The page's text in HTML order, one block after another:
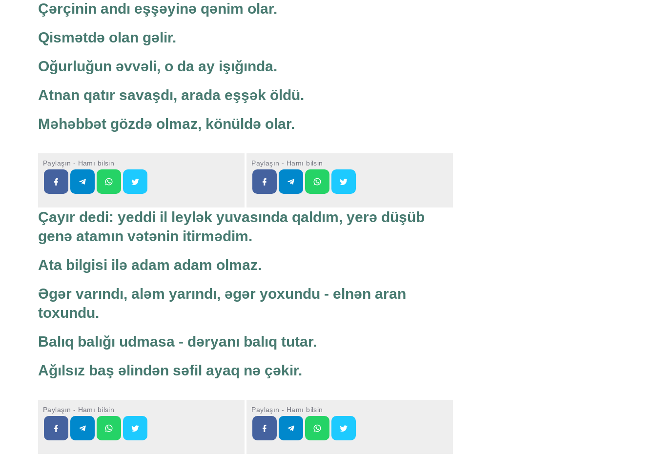
Çərçinin andı eşşəyinə qənim olar.
Qismətdə olan gəlir.
Oğurluğun əvvəli, o da ay işığında.
Atnan qatır savaşdı, arada eşşək öldü.
Məhəbbət gözdə olmaz, könüldə olar.
Paylaşın - Hamı bilsin Paylaşın - Hamı bilsin
Çayır dedi: yeddi il leylək yuvasında qaldım, yerə düşüb
genə atamın vətənin itirmədim.
Ata bilgisi ilə adam adam olmaz.
Əgər varındı, aləm yarındı, əgər yoxundu - elnən aran
toxundu.
Balıq balığı udmasa - dəryanı balıq tutar.
Ağılsız baş əlindən səfil ayaq nə çəkir.
Paylaşın - Hamı bilsin Paylaşın - Hamı bilsin